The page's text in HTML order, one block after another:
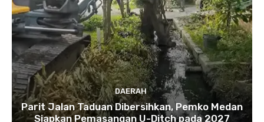
DAERAH
Parit Jalan Taduan Dibersihkan, Pemko Medan
Siapkan Pemasangan U-Ditch pada 2027